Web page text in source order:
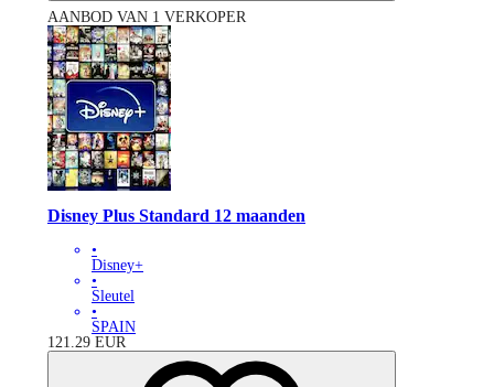
AANBOD VAN 1 VERKOPER
Disney Plus Standard 12 maanden
•
Disney+
•
Sleutel
•
SPAIN
121.29 EUR